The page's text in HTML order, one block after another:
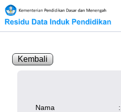
Kembali
Nama :